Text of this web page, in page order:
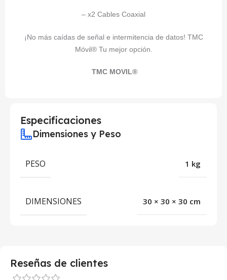
– x2 Cables Coaxial
¡No más caídas de señal e intermitencia de datos! TMC
Móvil® Tu mejor opción.
TMC MOVIL®
Especificaciones
Dimensiones y Peso
PESO 1 kg
DIMENSIONES 30 × 30 × 30 cm
Reseñas de clientes